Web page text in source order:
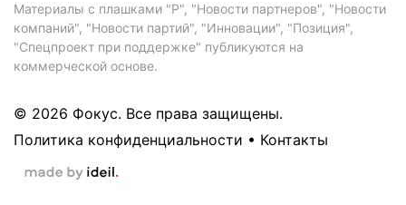
Материалы с плашками "Р", "Новости партнеров", "Новости
компаний", "Новости партий", "Инновации", "Позиция",
"Спецпроект при поддержке" публикуются на
коммерческой основе.
© 2026 Фокус. Все права защищены.
Политика конфиденциальности • Контакты